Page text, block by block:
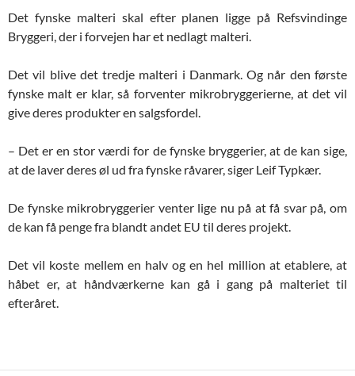
Det fynske malteri skal efter planen ligge på Refsvindinge
Bryggeri, der i forvejen har et nedlagt malteri.
Det vil blive det tredje malteri i Danmark. Og når den første
fynske malt er klar, så forventer mikrobryggerierne, at det vil
give deres produkter en salgsfordel.
– Det er en stor værdi for de fynske bryggerier, at de kan sige,
at de laver deres øl ud fra fynske råvarer, siger Leif Typkær.
De fynske mikrobryggerier venter lige nu på at få svar på, om
de kan få penge fra blandt andet EU til deres projekt.
Det vil koste mellem en halv og en hel million at etablere, at
håbet er, at håndværkerne kan gå i gang på malteriet til
efteråret.